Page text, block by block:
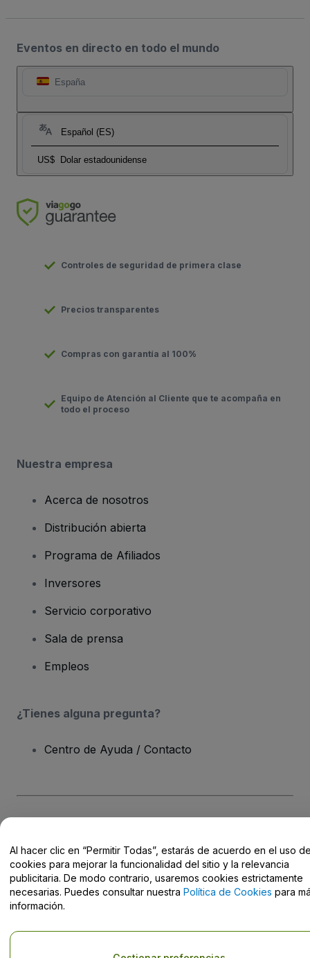
Eventos en directo en todo el mundo
España
Español (ES)
US$ Dolar estadounidense
Controles de seguridad de primera clase
Precios transparentes
Compras con garantía al 100%
Equipo de Atención al Cliente que te acompaña en
todo el proceso
Nuestra empresa
Acerca de nosotros
Distribución abierta
Programa de Afiliados
Inversores
Servicio corporativo
Sala de prensa
Empleos
¿Tienes alguna pregunta?
Centro de Ayuda / Contacto
El uso de este sitio web constituye la aceptación de losTérminos y
Condiciones, de laPolítica de Privacidad , de laPolítica de Cookies
y de laPolítica de Privacidad para Móviles
No compartir mi información personal ni tus opciones de
Al hacer clic en “Permitir Todas”, estarás de acuerdo en el uso
cookies para mejorar la funcionalidad del sitio y la relevancia
publicitaria. De modo contrario, usaremos cookies estrictamente
necesarias. Puedes consultar nuestra Política de Cookies para
información.